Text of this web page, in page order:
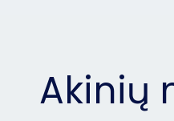
Akinių